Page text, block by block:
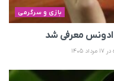
بازی و سرگرمی
ادونس معرفی شد